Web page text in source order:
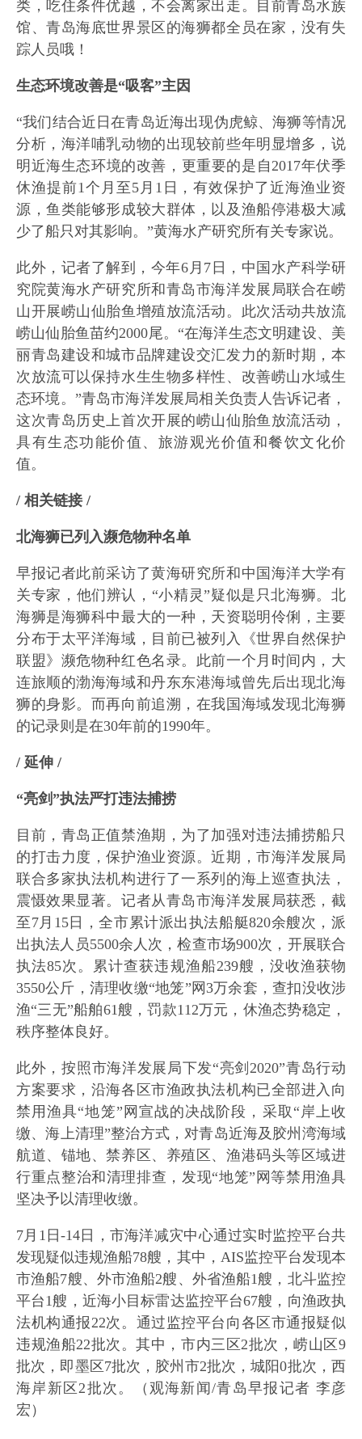
类，吃住条件优越，不会离家出走。目前青岛水族
馆、青岛海底世界景区的海狮都全员在家，没有失
踪人员哦！
生态环境改善是“吸客”主因
“我们结合近日在青岛近海出现伪虎鲸、海狮等情况
分析，海洋哺乳动物的出现较前些年明显增多，说
明近海生态环境的改善，更重要的是自2017年伏季
休渔提前1个月至5月1日，有效保护了近海渔业资
源，鱼类能够形成较大群体，以及渔船停港极大减
少了船只对其影响。”黄海水产研究所有关专家说。
此外，记者了解到，今年6月7日，中国水产科学研
究院黄海水产研究所和青岛市海洋发展局联合在崂
山开展崂山仙胎鱼增殖放流活动。此次活动共放流
崂山仙胎鱼苗约2000尾。“在海洋生态文明建设、美
丽青岛建设和城市品牌建设交汇发力的新时期，本
次放流可以保持水生生物多样性、改善崂山水域生
态环境。”青岛市海洋发展局相关负责人告诉记者，
这次青岛历史上首次开展的崂山仙胎鱼放流活动，
具有生态功能价值、旅游观光价值和餐饮文化价
值。
/ 相关链接 /
北海狮已列入濒危物种名单
早报记者此前采访了黄海研究所和中国海洋大学有
关专家，他们辨认，“小精灵”疑似是只北海狮。北
海狮是海狮科中最大的一种，天资聪明伶俐，主要
分布于太平洋海域，目前已被列入《世界自然保护
联盟》濒危物种红色名录。此前一个月时间内，大
连旅顺的渤海海域和丹东东港海域曾先后出现北海
狮的身影。而再向前追溯，在我国海域发现北海狮
的记录则是在30年前的1990年。
/ 延伸 /
“亮剑”执法严打违法捕捞
目前，青岛正值禁渔期，为了加强对违法捕捞船只
的打击力度，保护渔业资源。近期，市海洋发展局
联合多家执法机构进行了一系列的海上巡查执法，
震慑效果显著。记者从青岛市海洋发展局获悉，截
至7月15日，全市累计派出执法船艇820余艘次，派
出执法人员5500余人次，检查市场900次，开展联合
执法85次。累计查获违规渔船239艘，没收渔获物
3550公斤，清理收缴“地笼”网3万余套，查扣没收涉
渔“三无”船舶61艘，罚款112万元，休渔态势稳定，
秩序整体良好。
此外，按照市海洋发展局下发“亮剑2020”青岛行动
方案要求，沿海各区市渔政执法机构已全部进入向
禁用渔具“地笼”网宣战的决战阶段，采取“岸上收
缴、海上清理”整治方式，对青岛近海及胶州湾海域
航道、锚地、禁养区、养殖区、渔港码头等区域进
行重点整治和清理排查，发现“地笼”网等禁用渔具
坚决予以清理收缴。
7月1日-14日，市海洋减灾中心通过实时监控平台共
发现疑似违规渔船78艘，其中，AIS监控平台发现本
市渔船7艘、外市渔船2艘、外省渔船1艘，北斗监控
平台1艘，近海小目标雷达监控平台67艘，向渔政执
法机构通报22次。通过监控平台向各区市通报疑似
违规渔船22批次。其中，市内三区2批次，崂山区9
批次，即墨区7批次，胶州市2批次，城阳0批次，西
海岸新区2批次。（观海新闻/青岛早报记者 李彦
宏）